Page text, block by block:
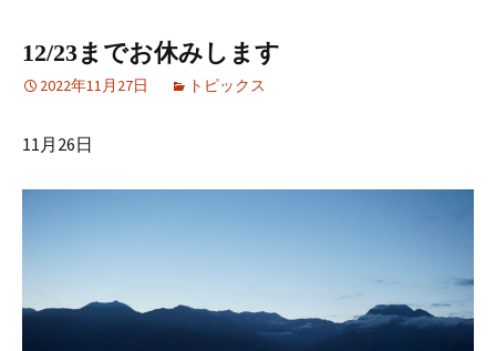
12/23までお休みします
2022年11月27日 トピックス
11月26日